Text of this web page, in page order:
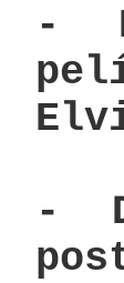
-
-